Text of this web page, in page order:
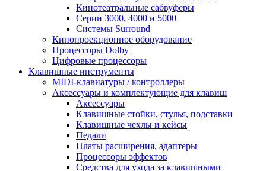
Кинотеатральные сабвуферы
Серии 3000, 4000 и 5000
Системы Surround
Кинопроекционное оборудование
Процессоры Dolby
Цифровые процессоры
Клавишные инструменты
MIDI-клавиатуры / контроллеры
Аксессуары и комплектующие для клавиш
Аксессуары
Клавишные стойки, стулья, подставки
Клавишные чехлы и кейсы
Педали
Платы расширения, адаптеры
Процессоры эффектов
Средства для ухода за клавишными